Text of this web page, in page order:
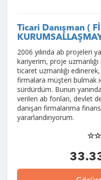
Ticari Danışman (
2006 yılında ab projeleri
kariyerim, proje
ticaret uzmanlığı
firmalara müşteri bulmak
sürdürdüm. Bunun
verilen ab fonları, devlet
danışan firmalarıma
yararlandırıyorum.